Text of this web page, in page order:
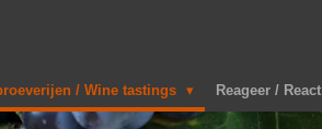
/ Wine tastings Reageer / React